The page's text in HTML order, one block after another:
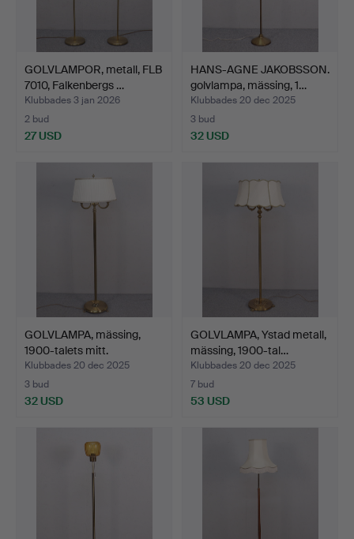
GOLVLAMPOR, metall, FLB
7010, Falkenbergs …
Klubbades 3 jan 2026
2 bud
27 USD
HANS-AGNE JAKOBSSON.
golvlampa, mässing, 1…
Klubbades 20 dec 2025
3 bud
32 USD
GOLVLAMPA, mässing,
1900-talets mitt.
Klubbades 20 dec 2025
3 bud
32 USD
GOLVLAMPA, Ystad metall,
mässing, 1900-tal…
Klubbades 20 dec 2025
7 bud
53 USD